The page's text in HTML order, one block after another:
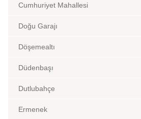
Cumhuriyet Mahallesi
Doğu Garajı
Döşemealtı
Düdenbaşı
Dutlubahçe
Ermenek